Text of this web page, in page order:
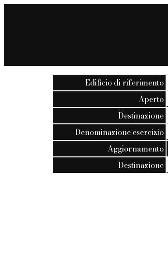
Edificio di riferimento
Aperto
Destinazione
Denominazione esercizio
Aggiornamento
Destinazione